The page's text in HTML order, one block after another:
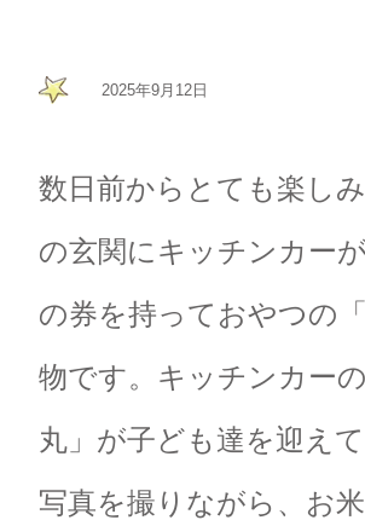
2025年9月12日
数日前からとても楽し
の玄関にキッチンカー
の券を持っておやつの
物です。キッチンカー
丸」が子ども達を迎え
写真を撮りながら、お